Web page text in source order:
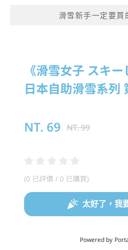
滑雪新手一定要買